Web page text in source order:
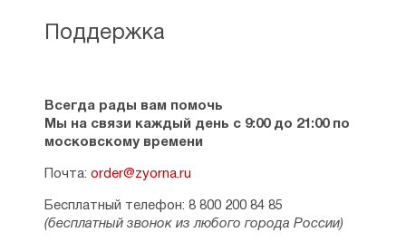
Поддержка
Всегда рады вам помочь
Мы на связи каждый день с 9:00 до 21:00 по
московскому времени
Почта: order@zyorna.ru
Бесплатный телефон: 8 800 200 84 85
(бесплатный звонок из любого города России)